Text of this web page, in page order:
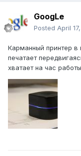
GoogLe
Posted April
Карманный принтер в
печатает
хватает на час